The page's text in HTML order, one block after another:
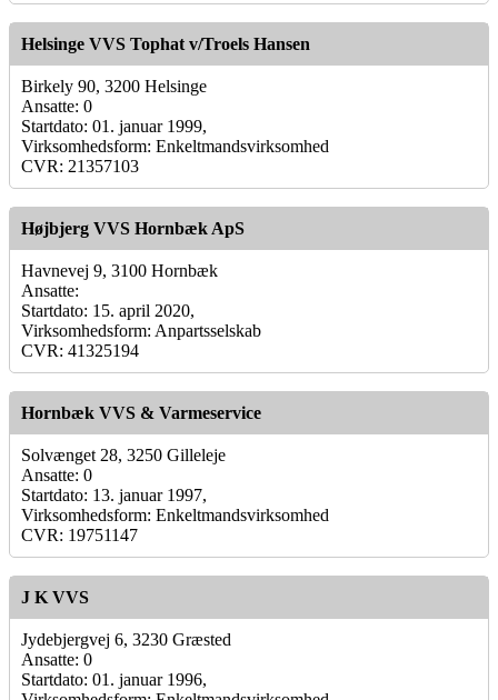
Helsinge VVS Tophat v/Troels Hansen
Birkely 90, 3200 Helsinge
Ansatte: 0
Startdato: 01. januar 1999,
Virksomhedsform: Enkeltmandsvirksomhed
CVR: 21357103
Højbjerg VVS Hornbæk ApS
Havnevej 9, 3100 Hornbæk
Ansatte:
Startdato: 15. april 2020,
Virksomhedsform: Anpartsselskab
CVR: 41325194
Hornbæk VVS & Varmeservice
Solvænget 28, 3250 Gilleleje
Ansatte: 0
Startdato: 13. januar 1997,
Virksomhedsform: Enkeltmandsvirksomhed
CVR: 19751147
J K VVS
Jydebjergvej 6, 3230 Græsted
Ansatte: 0
Startdato: 01. januar 1996,